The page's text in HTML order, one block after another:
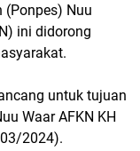
(Ponpes) Nuu
ini didorong
untuk tujuan
Waar AFKN KH
2024).